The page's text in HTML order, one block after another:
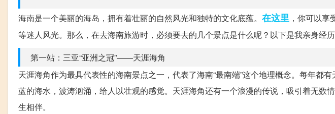
海南是一个美丽的海岛，拥有着壮丽的自然风光和独特的文化底蕴。 在这里 ，你可以
等迷人风光。那么，在去海南旅游时，必须要去的几个景点是什么呢？以下是我亲身经
第一站：三亚“亚洲之冠”——天涯海角
天涯海角作为最具代表性的海南景点之一，代表了海南“最南端”这个地理概念。每年都
蓝的海水，波涛汹涌，给人以壮观的感觉。天涯海角还有一个浪漫的传说，吸引着无数
生相伴。